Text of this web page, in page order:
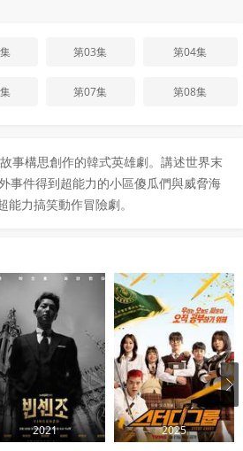
第03集 第04集
第07集 第08集
事構思創作的韓式英雄劇。講述世界末
事件得到超能力的小區傻瓜們與威脅海
力搞笑動作冒險劇。
2021 2025